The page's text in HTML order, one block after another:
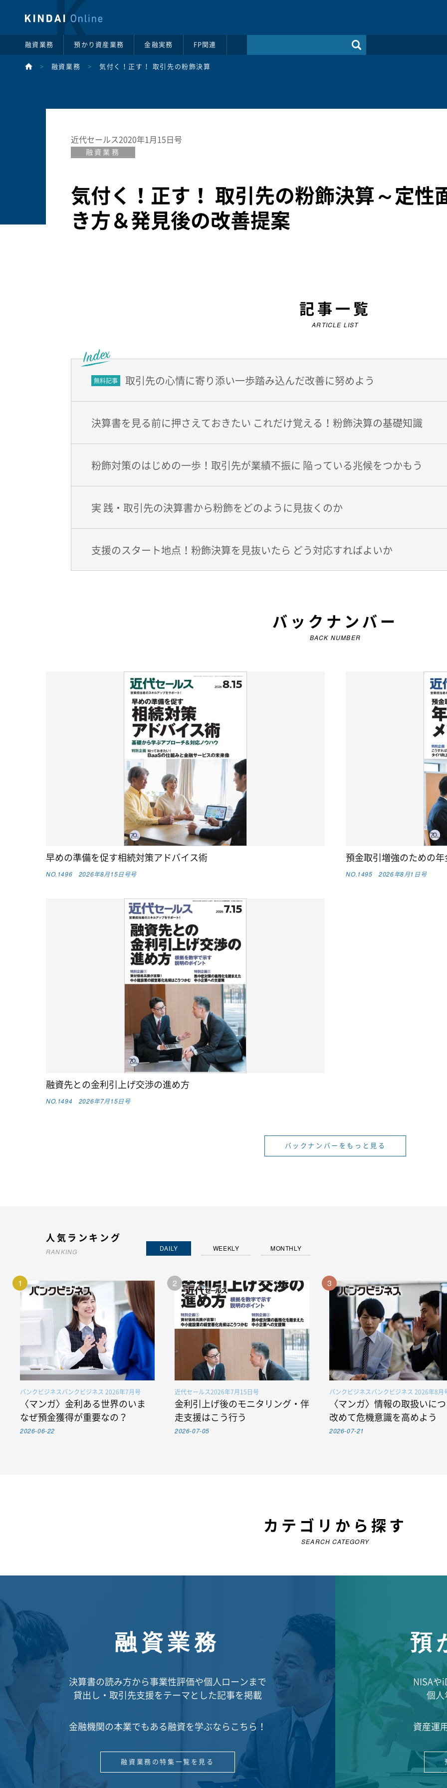
融資業務 預かり資産業務 金融実務 FP関連
> 融資業務 > 気付く！正す！ 取引先の粉飾決算
近代セールス2020年1月15日号
融資業務
気付く！正す！ 取引先の粉飾決算～定性
き方＆発見後の改善提案
記事一覧
ARTICLE LIST
無料記事 取引先の心情に寄り添い一歩踏み込んだ改善に努めよう
決算書を見る前に押さえておきたい これだけ覚える！粉飾決算の基礎知識
粉飾対策のはじめの一歩！取引先が業績不振に 陥っている兆候をつかもう
実 践・取引先の決算書から粉飾をどのように見抜くのか
支援のスタート地点！粉飾決算を見抜いたら どう対応すればよいか
バックナンバー
BACK NUMBER
早めの準備を促す相続対策アドバイス術
NO.1496 2026年8月15日号号
預金取引増強のための
NO.1495 2026年8月1日号
融資先との金利引上げ交渉の進め方
NO.1494 2026年7月15日号
バックナンバーをもっと見る
人気ランキング
RANKING DAILY WEEKLY MONTHLY
1
バンクビジネスバンクビジネス 2026年7月号
〈マンガ〉金利ある世界のいま
なぜ預金獲得が重要なの？
2026-06-22
2
近代セールス2026年7月15日号
金利引上げ後のモニタリング・伴
走支援はこう行う
2026-07-05
3
バンクビジネスバンクビジネス 2026年8月
〈マンガ〉情報の取扱いに
改めて危機意識を高めよう
2026-07-21
カテゴリから探す
SEARCH CATEGORY
融資業務
決算書の読み方から事業性評価や個人ローンまで
貸出し・取引先支援をテーマとした記事を掲載
金融機関の本業でもある融資を学ぶならこちら！
融資業務の特集一覧を見る
預
NISAや
個人
資産運